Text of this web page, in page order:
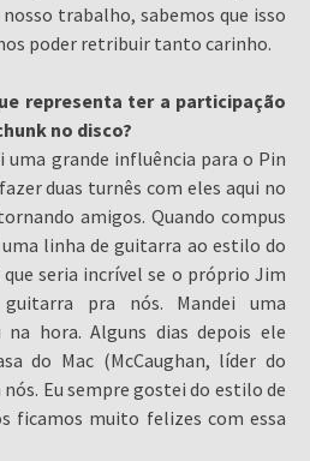
trabalho, sabemos que isso
poder retribuir tanto carinho.
representa ter a participação
no disco?
uma grande influência para o Pin
duas turnês com eles aqui no
amigos. Quando compus
linha de guitarra ao estilo do
seria incrível se o próprio Jim
pra nós. Mandei uma
hora. Alguns dias depois ele
do Mac (McCaughan, líder do
Eu sempre gostei do estilo de
ficamos muito felizes com essa